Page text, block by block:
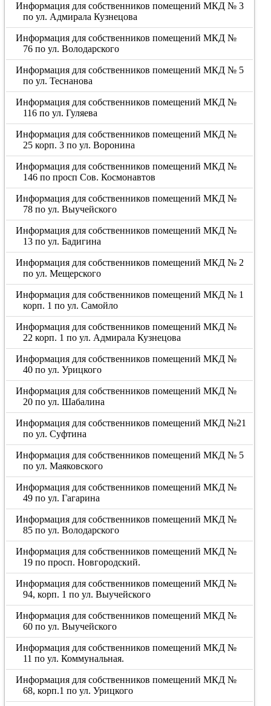
Информация для собственников помещений МКД № 3
по ул. Адмирала Кузнецова
Информация для собственников помещений МКД №
76 по ул. Володарского
Информация для собственников помещений МКД № 5
по ул. Теснанова
Информация для собственников помещений МКД №
116 по ул. Гуляева
Информация для собственников помещений МКД №
25 корп. 3 по ул. Воронина
Информация для собственников помещений МКД №
146 по просп Сов. Космонавтов
Информация для собственников помещений МКД №
78 по ул. Выучейского
Информация для собственников помещений МКД №
13 по ул. Бадигина
Информация для собственников помещений МКД № 2
по ул. Мещерского
Информация для собственников помещений МКД № 1
корп. 1 по ул. Самойло
Информация для собственников помещений МКД №
22 корп. 1 по ул. Адмирала Кузнецова
Информация для собственников помещений МКД №
40 по ул. Урицкого
Информация для собственников помещений МКД №
20 по ул. Шабалина
Информация для собственников помещений МКД №21
по ул. Суфтина
Информация для собственников помещений МКД № 5
по ул. Маяковского
Информация для собственников помещений МКД №
49 по ул. Гагарина
Информация для собственников помещений МКД №
85 по ул. Володарского
Информация для собственников помещений МКД №
19 по просп. Новгородский.
Информация для собственников помещений МКД №
94, корп. 1 по ул. Выучейского
Информация для собственников помещений МКД №
60 по ул. Выучейского
Информация для собственников помещений МКД №
11 по ул. Коммунальная.
Информация для собственников помещений МКД №
68, корп.1 по ул. Урицкого